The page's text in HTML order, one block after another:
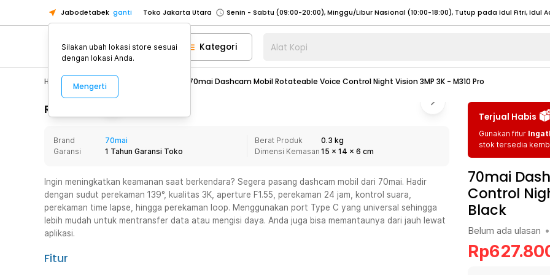
Jabodetabek ganti Toko Jakarta Utara
Toko Tangerang
Toko Cikupa
Pick n Go Jakarta Barat
Senin - Jumat (07:00 - 20:00), Sabtu - Minggu (08:00 - 20:00), Tutup pada Idul Fitri
Pick n Go Bekasi
Senin - Jumat (08:00 - 20:00), Sabtu - Minggu/ Libur Nasional (08:00 - 17:00) Selengkapnya
Senin - Jumat (08:00 - 20:00), Sabtu - Minggu/ Libur Nasional (08:00 - 17:00) Selengkapnya
Senin - Sabtu (09:00-20:00), Minggu/Libur Nasional (12:00-20:00), Tutup pada Idul Fitri
Senin - Sabtu (09:00-20:00), Minggu/Libur Nasional (12:00-20:00), Tutup pada Idul Fitri
Toko Tangerang
Toko Cikupa
Pick n Go Jakarta Barat
Senin - Jumat (07:00 - 20:00), Sabtu - Minggu (08:00 - 20:00), Tutup pada Idul Fitri
Senin - Jumat (08:00 - 20:00), Sabtu - Minggu/ Libur Nasional (08:00 - 17:00) Selengkapnya
Senin - Jumat (08:00 - 20:00), Sabtu - Minggu/ Libur Nasional (08:00 - 17:00) Selengkapnya
Kategori Alat Kopi
Hobby Mobil 70mai Dashcam Mobil Rotateable Voice Control Night Vision 3MP 3K - M310 Pro
Rincian Produk
Brand
70mai
Garansi
1 Tahun Garansi Toko
Berat Produk
0.3 kg
Dimensi Kemasan 15 x 14 x 6 cm
Ingin meningkatkan keamanan saat berkendara? Segera pasang dashcam mobil dari 70mai. Hadir
dengan sudut perekaman 139°, kualitas 3K, aperture F1.55, perekaman 24 jam, kontrol suara,
perekaman time lapse, hingga perekaman loop. Menggunakan port Type C yang universal sehingga
lebih mudah untuk mentransfer data atau mengisi daya. Anda juga bisa memantaunya dari jauh lewat
aplikasi.
Fitur
Terjual Habis
Gunakan fitur
stok tersedia
70mai
Control
Black
Belum ada ulasan •
Rp
Silakan ubah lokasi store sesuai
dengan lokasi Anda.
Mengerti